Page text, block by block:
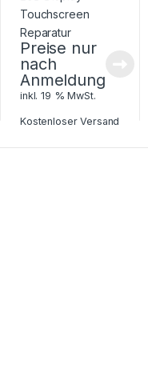
Preise nur
nach
Anmeldung
inkl. 19 % MwSt.
Kostenloser Versand